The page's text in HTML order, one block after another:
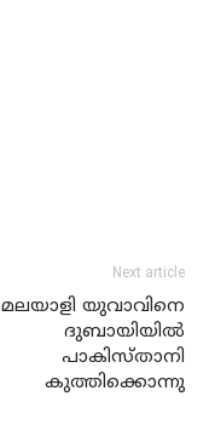
Next article
മലയാളി യുവാവിനെ
ദുബായിയില്‍
പാകിസ്താനി
കുത്തിക്കൊന്നു